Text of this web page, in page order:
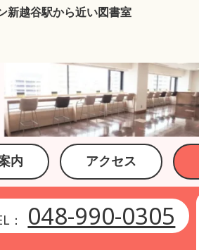
新越谷駅から近い図書室
内 アクセス
： 048-990-0305